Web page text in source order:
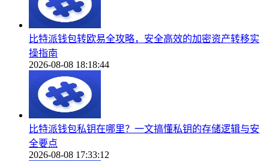
比特派钱包转欧易全攻略，安全高效的加密资产转移实
操指南
2026-08-08 18:18:44
比特派钱包私钥在哪里？一文搞懂私钥的存储逻辑与安
全要点
2026-08-08 17:33:12